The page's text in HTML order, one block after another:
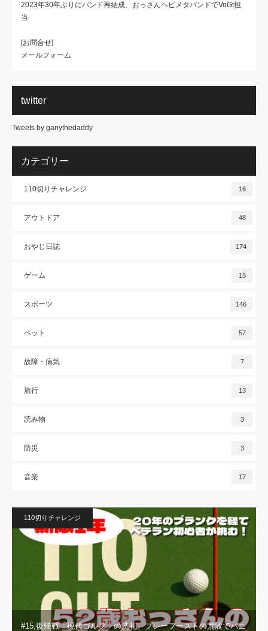
2023年30年ぶりにバンド再結成、おっさんヘビメタバンドでVoGt担
当
[お問合せ]
メールフォーム
twitter
Tweets by ganythedaddy
カテゴリー
110切りチャレンジ 16
アウトドア 48
おやじ日誌 174
ゲーム 15
スポーツ 146
ペット 57
故障・病気 7
旅行 13
読み物 3
防災 3
音楽 17
110切りチャレンジ
#15,復帰戦「現代ゴルフ」の洗礼。プレーフーストの荒波でパニ